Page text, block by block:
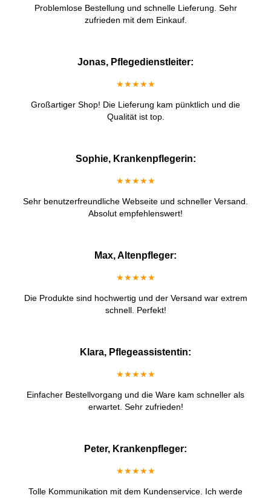
Problemlose Bestellung und schnelle Lieferung. Sehr
zufrieden mit dem Einkauf.
Jonas, Pflegedienstleiter:
★★★★★
Großartiger Shop! Die Lieferung kam pünktlich und die
Qualität ist top.
Sophie, Krankenpflegerin:
★★★★★
Sehr benutzerfreundliche Webseite und schneller Versand.
Absolut empfehlenswert!
Max, Altenpfleger:
★★★★★
Die Produkte sind hochwertig und der Versand war extrem
schnell. Perfekt!
Klara, Pflegeassistentin:
★★★★★
Einfacher Bestellvorgang und die Ware kam schneller als
erwartet. Sehr zufrieden!
Peter, Krankenpfleger:
★★★★★
Tolle Kommunikation mit dem Kundenservice. Ich werde